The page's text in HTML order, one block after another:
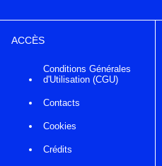
ACCÈS
Conditions Générales
d'Utilisation (CGU)
Contacts
Cookies
Crédits